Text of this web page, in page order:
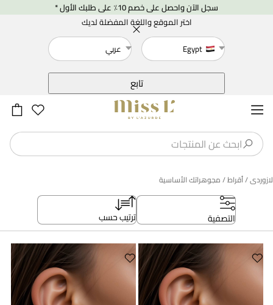
سجل الآن واحصل على خصم 10٪ على طلبك الأول *
اختر الموقع واللغة المفضلة لديك
Egypt
عربي
تابع
لازوردى/ أقراط/ مجوهراتك الأساسية
التصفية ترتيب حسب